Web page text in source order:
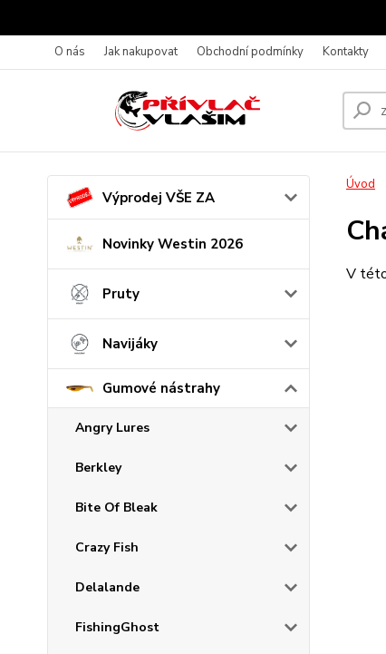
O nás Jak nakupovat Obchodní podmínky Kontakty
Výprodej VŠE ZA
Novinky Westin 2026
Pruty
Navijáky
Gumové nástrahy
Angry Lures
Berkley
Bite Of Bleak
Crazy Fish
Delalande
FishingGhost
Úvod
V